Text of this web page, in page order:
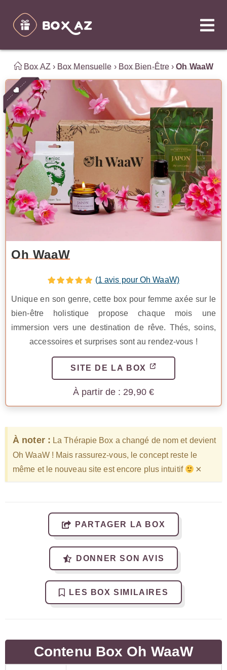
Box AZ› Box Mensuelle › Box Bien-Être ›Oh WaaW
Oh WaaW
(1 avis pour Oh WaaW)
Unique en son genre, cette box pour femme axée sur le
bien-être holistique propose chaque mois une
immersion vers une destination de rêve. Thés, soins,
accessoires et surprises sont au rendez-vous !
SITE DE LA BOX
29,90 €
À noter : La Thérapie Box a changé de nom et devient
Oh WaaW ! Mais rassurez-vous, le concept reste le
même et le nouveau site est encore plus intuitif
×
PARTAGER LA BOX
DONNER SON AVIS
LES BOX SIMILAIRES
Contenu Box Oh WaaW